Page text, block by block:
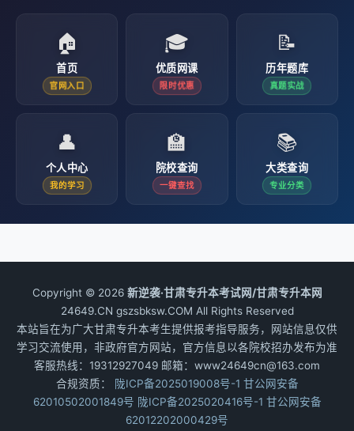
🏠
首页
官网入口
🎓
优质网课
限时优惠
📝
历年题库
真题实战
👤
个人中心
我的学习
🏫
院校查询
一键查找
📚
大类查询
专业分类
Copyright © 2026 新逆袭·甘肃专升本考试网/甘肃专升本网
24649.CN gszsbksw.COM All Rights Reserved
本站旨在为广大甘肃专升本考生提供报考指导服务，网站信息仅供
学习交流使用，非政府官方网站，官方信息以各院校招办发布为准
客服热线：19312927049 邮箱：www24649cn@163.com
合规资质：
陇ICP备2025019008号-1 甘公网安备
62010502001849号 陇ICP备2025020416号-1 甘公网安备
62012202000429号